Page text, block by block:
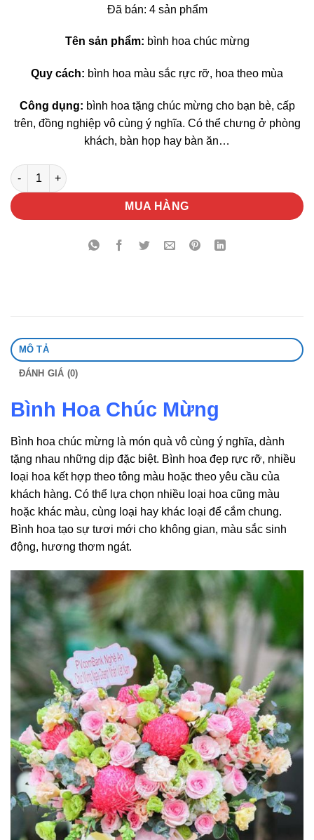
Đã bán: 4 sản phẩm
Tên sản phẩm: bình hoa chúc mừng
Quy cách: bình hoa màu sắc rực rỡ, hoa theo mùa
Công dụng: bình hoa tặng chúc mừng cho bạn bè, cấp
trên, đồng nghiệp vô cùng ý nghĩa. Có thể chưng ở phòng
khách, bàn họp hay bàn ăn…
Bình Hoa Chúc Mừng số lượng
MUA HÀNG
MÔ TẢ
ĐÁNH GIÁ (0)
Bình Hoa Chúc Mừng
Bình hoa chúc mừng là món quà vô cùng ý nghĩa, dành
tặng nhau những dịp đặc biệt. Bình hoa đẹp rực rỡ, nhiều
loại hoa kết hợp theo tông màu hoặc theo yêu cầu của
khách hàng. Có thể lựa chọn nhiều loại hoa cũng màu
hoặc khác màu, cùng loại hay khác loại để cắm chung.
Bình hoa tạo sự tươi mới cho không gian, màu sắc sinh
động, hương thơm ngát.